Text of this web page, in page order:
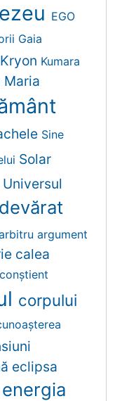
EGO
Gaia
Kryon Kumara
Maria
Sine
Solar
Universul
argument
calea
conştient
corpului
eclipsa
energia